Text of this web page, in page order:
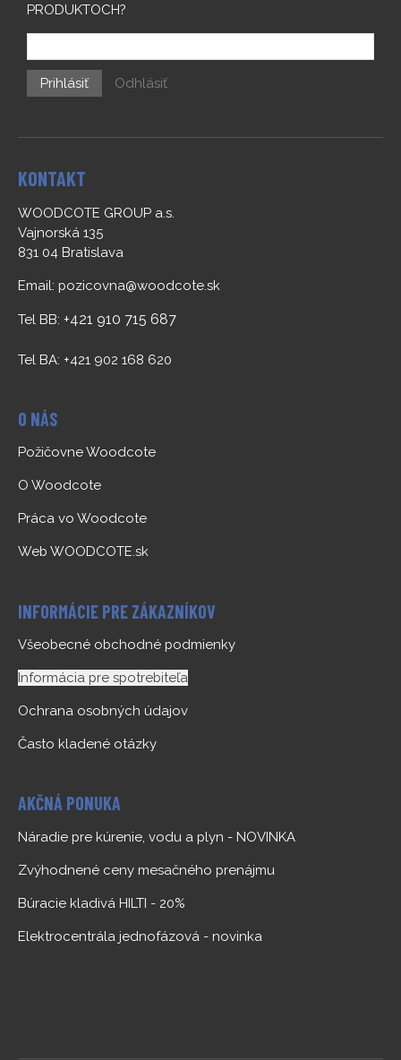
PRODUKTOCH?
Prihlásiť Odhlásiť
KONTAKT
WOODCOTE GROUP a.s.
Vajnorská 135
831 04 Bratislava
Email: pozicovna@woodcote.sk
Tel BB: +421 910 715 687
Tel BA: +421 902 168 620
O NÁS
Požičovne Woodcote
O Woodcote
Práca vo Woodcote
Web WOODCOTE.sk
INFORMÁCIE PRE ZÁKAZNÍKOV
Všeobecné obchodné podmienky
Informácia pre spotrebiteľa
Ochrana osobných údajov
Často kladené otázky
AKČNÁ PONUKA
Náradie pre kúrenie, vodu a plyn - NOVINKA
Zvýhodnené ceny mesačného prenájmu
Búracie kladivá HILTI - 20%
Elektrocentrála jednofázová - novinka